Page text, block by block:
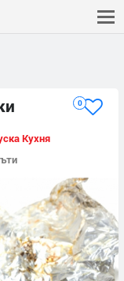
0
Кухня